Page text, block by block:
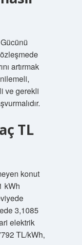
artırmak
ve gerekli
TL
konut
kWh
3,1085
elektrik
TL/kWh,